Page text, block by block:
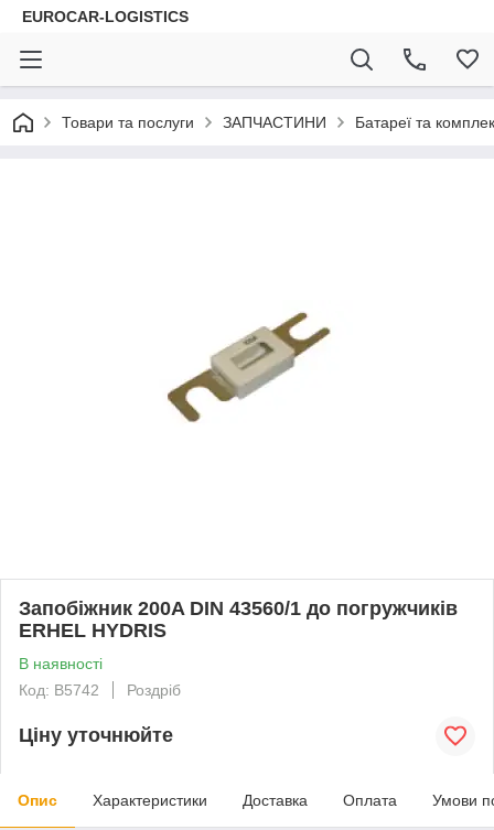
EUROCAR-LOGISTICS
Товари та послуги ЗАПЧАСТИНИ Батареї та
Запобіжник 200A DIN 43560/1 до погружчиків
ERHEL HYDRIS
В наявності
Код: В5742
Роздріб
Ціну уточнюйте
Опис Характеристики Доставка Оплата Умови